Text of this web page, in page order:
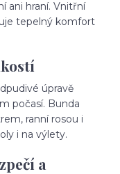
ani hraní. Vnitřní
tepelný komfort
úpravě
počasí. Bunda
ranní rosou i
i na výlety.
a